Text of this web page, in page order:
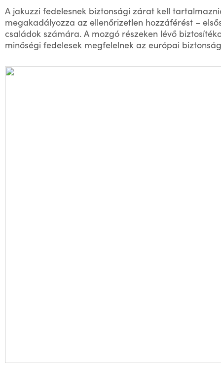
A jakuzzi fedelesnek biztonsági zárat kell
megakadályozza az ellenőrizetlen hozzáférést –
családok számára. A mozgó részeken lévő
minőségi fedelesek megfelelnek az európai